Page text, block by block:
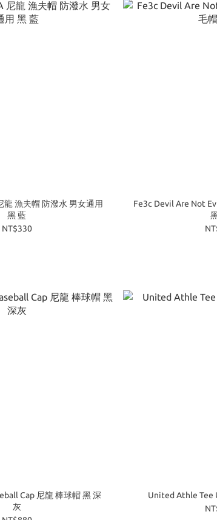
漁夫帽 防潑水 男女通用
黑 藍
NT$330
Fe3c Devil Are Not
Cap 尼龍 棒球帽 黑 深
灰
United Athle Tee